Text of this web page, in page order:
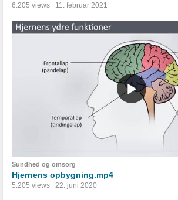
6.205 views 11. februar 2021
Sundhed og omsorg
Hjernens opbygning.mp4
5.205 views 22. juni 2020